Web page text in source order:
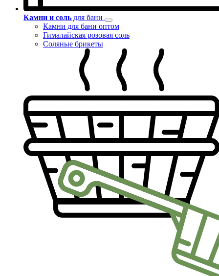
Камни и соль для бани
Камни для бани оптом
Гималайская розовая соль
Соляные брикеты